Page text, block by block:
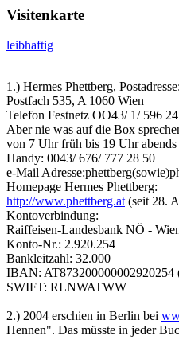
Visitenkarte
leibhaftig
1.) Hermes Phettberg, Postadresse:
Postfach 535, A 1060 Wien
Telefon Festnetz OO43/ 1/ 596
Aber nie was auf die Box
von 7 Uhr früh bis 19 Uhr
Handy: 0043/ 676/ 777 28 50
e-Mail Adresse:phettberg(sowie)
Homepage Hermes Phettberg:
http://www.phettberg.at (seit 28.
Kontoverbindung:
Raiffeisen-Landesbank NÖ -
Konto-Nr.: 2.920.254
Bankleitzahl: 32.000
IBAN: AT873200000002920254
SWIFT: RLNWATWW
2.) 2004 erschien in Berlin bei
Hennen". Das müsste in jeder